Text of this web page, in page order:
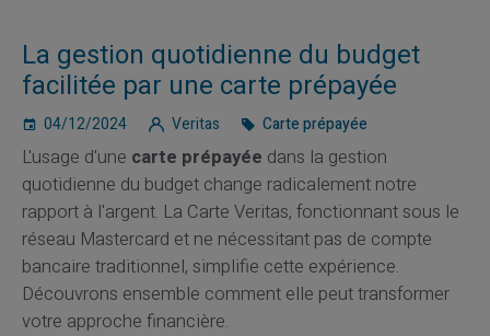
La gestion quotidienne du budget
facilitée par une carte prépayée
04/12/2024 Veritas Carte prépayée
L'usage d'une carte prépayée dans la gestion
quotidienne du budget change radicalement notre
rapport à l'argent. La Carte Veritas, fonctionnant sous le
réseau Mastercard et ne nécessitant pas de compte
bancaire traditionnel, simplifie cette expérience.
Découvrons ensemble comment elle peut transformer
votre approche financière.